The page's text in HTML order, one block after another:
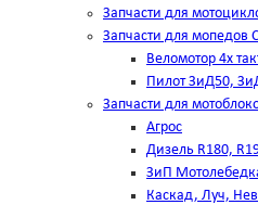
Запчасти для
Запчасти для мопедов
Веломотор 4х
Пилот ЗиД50,
Запчасти для
Агрос
Дизель R180,
ЗиП
Каскад, Луч,